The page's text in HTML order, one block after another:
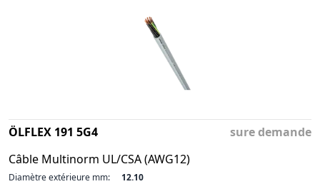
ÖLFLEX 191 5G4
Câble Multinorm UL/CSA (AWG12)
sure demande
Diamètre extérieure mm: 12.10